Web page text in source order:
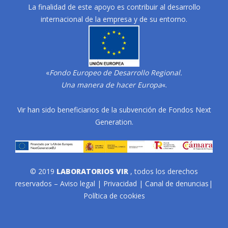
La finalidad de este apoyo es contribuir al desarrollo
internacional de la empresa y de su entorno.
«Fondo Europeo de Desarrollo Regional.
Una manera de hacer Europa«.
Vir han sido beneficiarios de la subvención de Fondos Next
Generation.
© 2019 LABORATORIOS VIR , todos los derechos
reservados – Aviso legal | Privacidad | Canal de denuncias |
Política de cookies